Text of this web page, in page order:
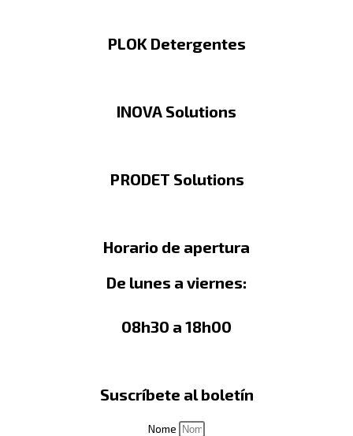
PLOK Detergentes
INOVA Solutions
PRODET Solutions
Horario de apertura
De lunes a viernes:
08h30 a 18h00
Suscríbete al boletín
Nome